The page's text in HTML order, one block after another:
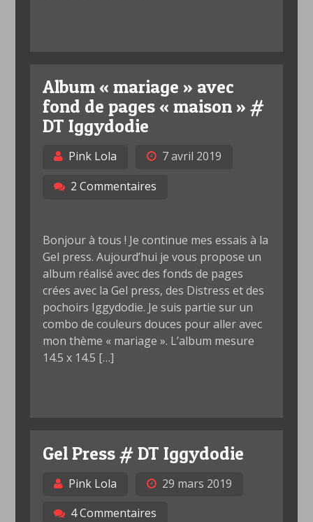
Album « mariage » avec
fond de pages « maison » #
DT Iggydodie
Pink Lola
7 avril 2019
2 Commentaires
Bonjour à tous ! Je continue mes essais à la
Gel press. Aujourd’hui je vous propose un
album réalisé avec des fonds de pages
crées avec la Gel press, des Distress et des
pochoirs Iggydodie. Je suis partie sur un
combo de couleurs douces pour aller avec
mon thème « mariage ». L’album mesure
14.5 x 14.5 […]
Gel Press # DT Iggydodie
Pink Lola
29 mars 2019
4 Commentaires